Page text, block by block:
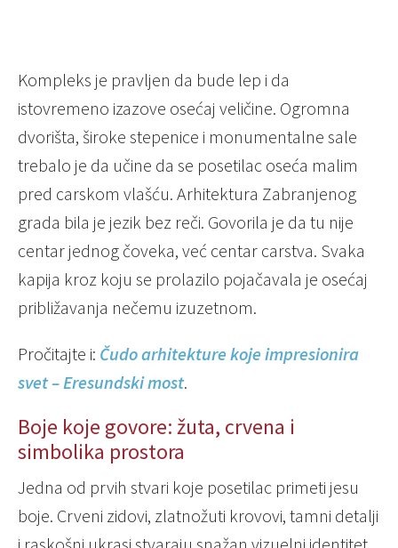
Kompleks je pravljen da bude lep i da
istovremeno izazove osećaj veličine. Ogromna
dvorišta, široke stepenice i monumentalne sale
trebalo je da učine da se posetilac oseća malim
pred carskom vlašću. Arhitektura Zabranjenog
grada bila je jezik bez reči. Govorila je da tu nije
centar jednog čoveka, već centar carstva. Svaka
kapija kroz koju se prolazilo pojačavala je osećaj
približavanja nečemu izuzetnom.
Pročitajte i: Čudo arhitekture koje impresionira
svet – Eresundski most.
Boje koje govore: žuta, crvena i
simbolika prostora
Jedna od prvih stvari koje posetilac primeti jesu
boje. Crveni zidovi, zlatnožuti krovovi, tamni detalji